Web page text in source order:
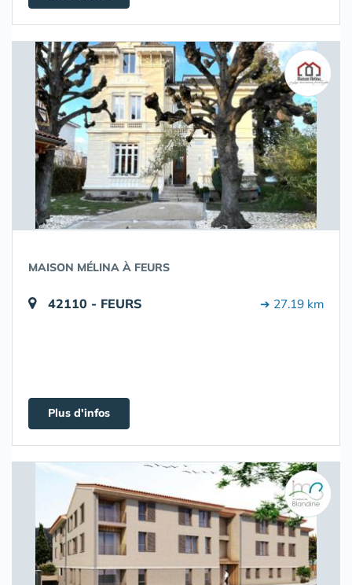
MAISON MÉLINA À FEURS
42110 - FEURS ➔ 27.19 km
Plus d'infos